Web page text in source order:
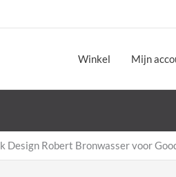
Winkel Mijn
Design Robert Bronwasser voor